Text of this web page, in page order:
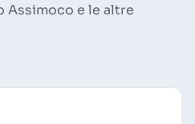
Assimoco e le altre